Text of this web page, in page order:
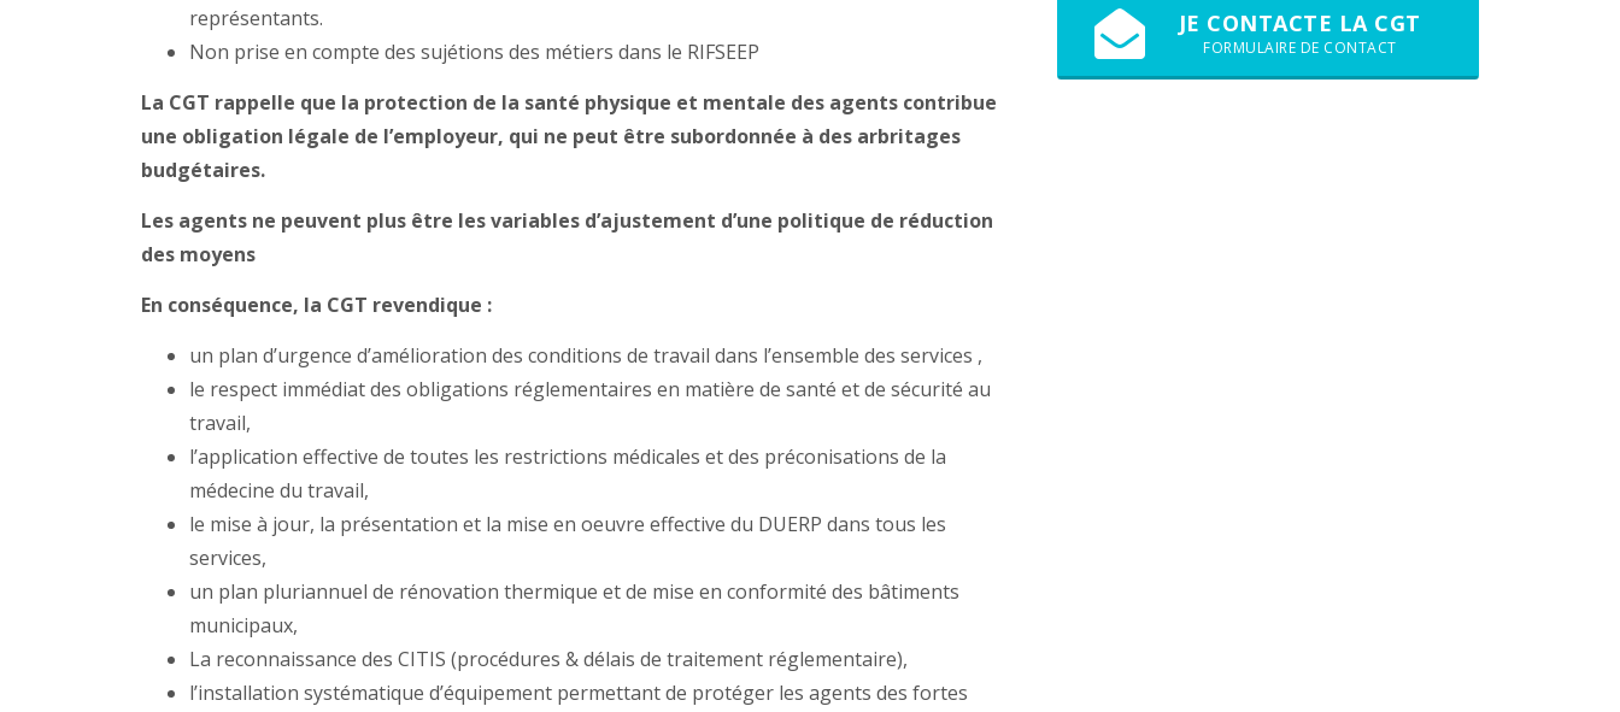
représentants.
Non prise en compte des sujétions des métiers dans le RIFSEEP
La CGT rappelle que la protection de la santé physique et mentale des agents contribue
une obligation légale de l’employeur, qui ne peut être subordonnée à des arbritages
budgétaires.
Les agents ne peuvent plus être les variables d’ajustement d’une politique de réduction
des moyens
En conséquence, la CGT revendique :
un plan d’urgence d’amélioration des conditions de travail dans l’ensemble des services ,
le respect immédiat des obligations réglementaires en matière de santé et de sécurité au
travail,
l’application effective de toutes les restrictions médicales et des préconisations de la
médecine du travail,
le mise à jour, la présentation et la mise en oeuvre effective du DUERP dans tous les
services,
un plan pluriannuel de rénovation thermique et de mise en conformité des bâtiments
municipaux,
La reconnaissance des CITIS (procédures & délais de traitement réglementaire),
l’installation systématique d’équipement permettant de protéger les agents des fortes
JE CONTACTE LA CGT
FORMULAIRE DE CONTACT